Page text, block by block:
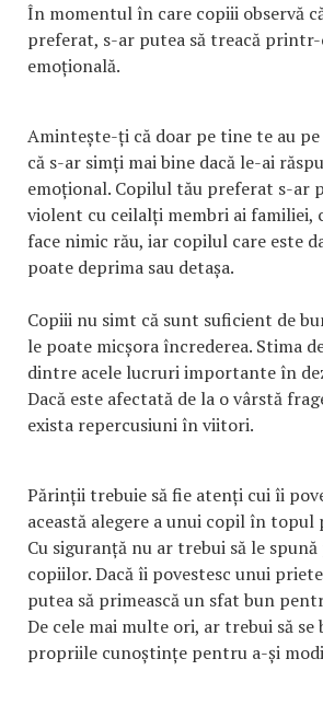
În momentul în care copiii observă
preferat, s-ar putea să treacă
emoțională.
Amintește-ți că doar pe tine te au pe
că s-ar simți mai bine dacă le-ai
emoțional. Copilul tău preferat s-ar
violent cu ceilalți membri ai familiei,
face nimic rău, iar copilul care este
poate deprima sau detașa.
Copiii nu simt că sunt suficient de
le poate micșora încrederea. Stima
dintre acele lucruri importante în
Dacă este afectată de la o vârstă
exista repercusiuni în viitori.
Părinții trebuie să fie atenți cui îi
această alegere a unui copil în
Cu siguranță nu ar trebui să le
copiilor. Dacă îi povestesc unui
putea să primească un sfat bun
De cele mai multe ori, ar trebui să se
propriile cunoștințe pentru a-și